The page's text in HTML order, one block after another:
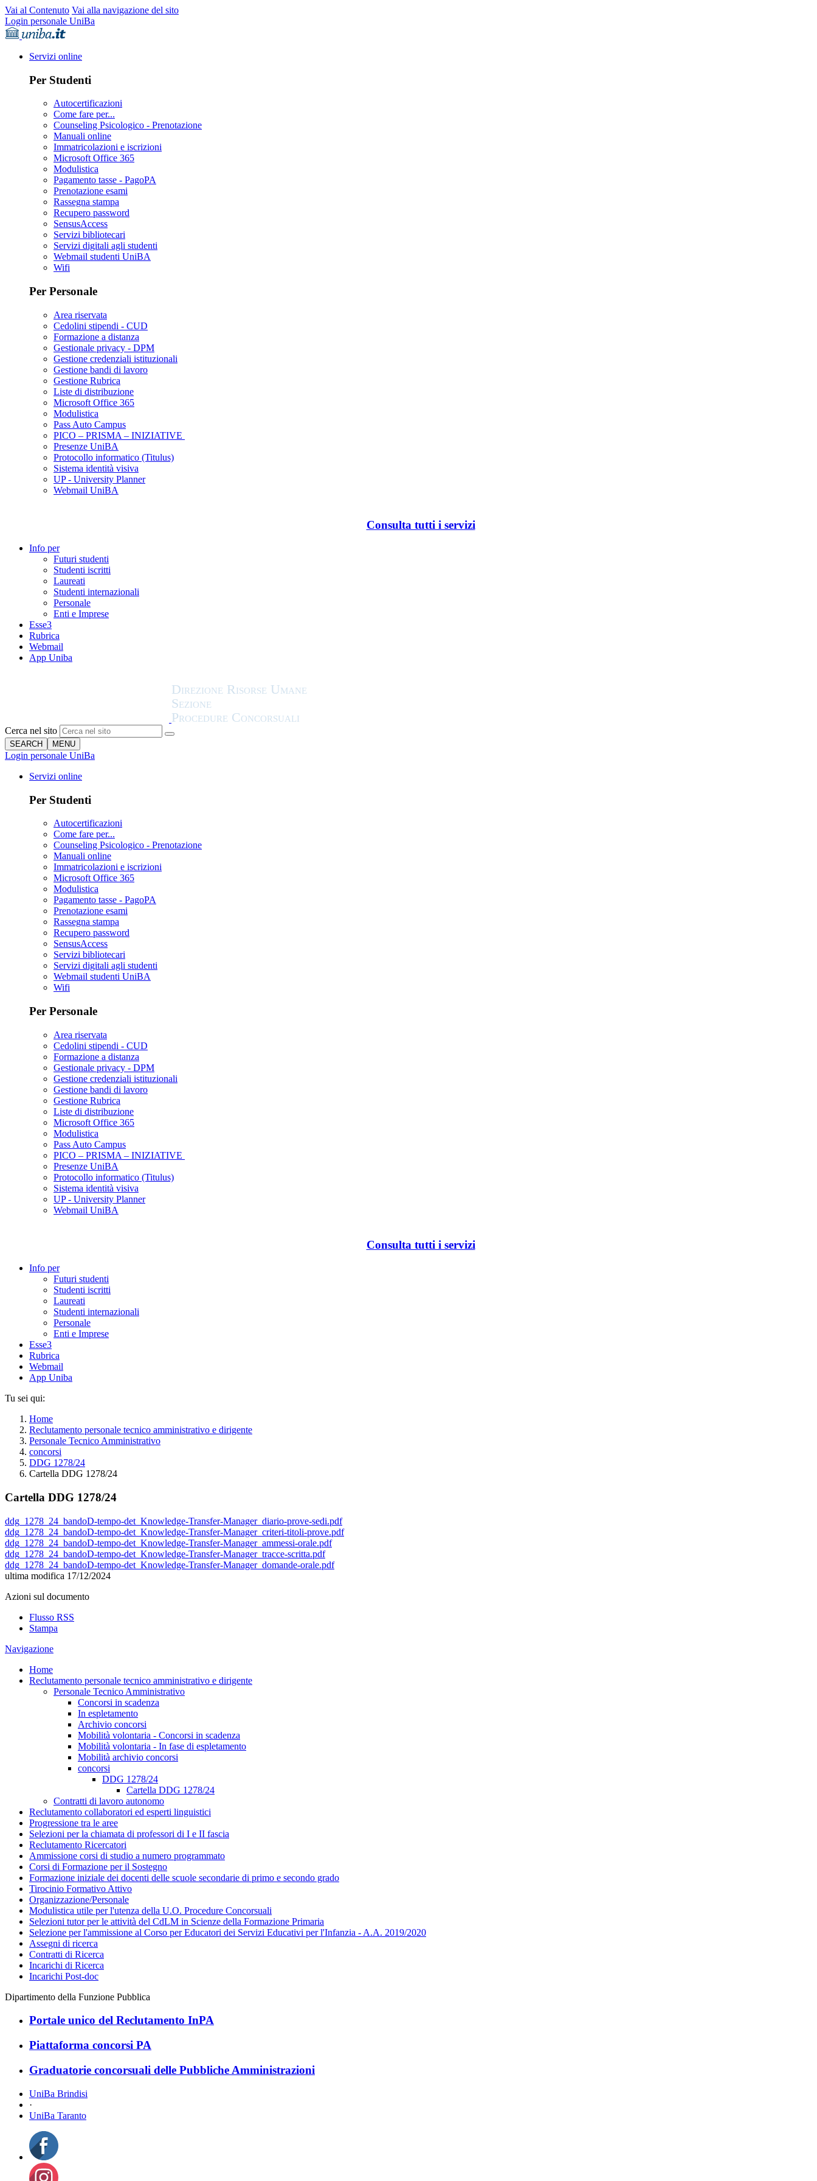
Vai al Contenuto Vai alla navigazione del sito
Login personale UniBa
Servizi online
Per Studenti
Autocertificazioni
Come fare per...
Counseling Psicologico - Prenotazione
Manuali online
Immatricolazioni e iscrizioni
Microsoft Office 365
Modulistica
Pagamento tasse - PagoPA
Prenotazione esami
Rassegna stampa
Recupero password
SensusAccess
Servizi bibliotecari
Servizi digitali agli studenti
Webmail studenti UniBA
Wifi
Per Personale
Area riservata
Cedolini stipendi - CUD
Formazione a distanza
Gestionale privacy - DPM
Gestione credenziali istituzionali
Gestione bandi di lavoro
Gestione Rubrica
Liste di distribuzione
Microsoft Office 365
Modulistica
Pass Auto Campus
PICO – PRISMA – INIZIATIVE
Presenze UniBA
Protocollo informatico (Titulus)
Sistema identità visiva
UP - University Planner
Webmail UniBA
Consulta tutti i servizi
Info per
Futuri studenti
Studenti iscritti
Laureati
Studenti internazionali
Personale
Enti e Imprese
Esse3
Rubrica
Webmail
App Uniba
Cerca nel sito
SEARCH MENU
Login personale UniBa
Servizi online
Per Studenti
Autocertificazioni
Come fare per...
Counseling Psicologico - Prenotazione
Manuali online
Immatricolazioni e iscrizioni
Microsoft Office 365
Modulistica
Pagamento tasse - PagoPA
Prenotazione esami
Rassegna stampa
Recupero password
SensusAccess
Servizi bibliotecari
Servizi digitali agli studenti
Webmail studenti UniBA
Wifi
Per Personale
Area riservata
Cedolini stipendi - CUD
Formazione a distanza
Gestionale privacy - DPM
Gestione credenziali istituzionali
Gestione bandi di lavoro
Gestione Rubrica
Liste di distribuzione
Microsoft Office 365
Modulistica
Pass Auto Campus
PICO – PRISMA – INIZIATIVE
Presenze UniBA
Protocollo informatico (Titulus)
Sistema identità visiva
UP - University Planner
Webmail UniBA
Consulta tutti i servizi
Info per
Futuri studenti
Studenti iscritti
Laureati
Studenti internazionali
Personale
Enti e Imprese
Esse3
Rubrica
Webmail
App Uniba
Tu sei qui:
Home
Reclutamento personale tecnico amministrativo e dirigente
Personale Tecnico Amministrativo
concorsi
DDG 1278/24
Cartella DDG 1278/24
Cartella DDG 1278/24
ddg_1278_24_bandoD-tempo-det_Knowledge-Transfer-Manager_diario-prove-sedi.pdf
ddg_1278_24_bandoD-tempo-det_Knowledge-Transfer-Manager_criteri-titoli-prove.pdf
ddg_1278_24_bandoD-tempo-det_Knowledge-Transfer-Manager_ammessi-orale.pdf
ddg_1278_24_bandoD-tempo-det_Knowledge-Transfer-Manager_tracce-scritta.pdf
ddg_1278_24_bandoD-tempo-det_Knowledge-Transfer-Manager_domande-orale.pdf
ultima modifica 17/12/2024
Azioni sul documento
Flusso RSS
Stampa
Navigazione
Home
Reclutamento personale tecnico amministrativo e dirigente
Personale Tecnico Amministrativo
Concorsi in scadenza
In espletamento
Archivio concorsi
Mobilità volontaria - Concorsi in scadenza
Mobilità volontaria - In fase di espletamento
Mobilità archivio concorsi
concorsi
DDG 1278/24
Cartella DDG 1278/24
Contratti di lavoro autonomo
Reclutamento collaboratori ed esperti linguistici
Progressione tra le aree
Selezioni per la chiamata di professori di I e II fascia
Reclutamento Ricercatori
Ammissione corsi di studio a numero programmato
Corsi di Formazione per il Sostegno
Formazione iniziale dei docenti delle scuole secondarie di primo e secondo grado
Tirocinio Formativo Attivo
Organizzazione/Personale
Modulistica utile per l'utenza della U.O. Procedure Concorsuali
Selezioni tutor per le attività del CdLM in Scienze della Formazione Primaria
Selezione per l'ammissione al Corso per Educatori dei Servizi Educativi per l'Infanzia - A.A. 2019/2020
Assegni di ricerca
Contratti di Ricerca
Incarichi di Ricerca
Incarichi Post-doc
Dipartimento della Funzione Pubblica
Portale unico del Reclutamento InPA
Piattaforma concorsi PA
Graduatorie concorsuali delle Pubbliche Amministrazioni
UniBa Brindisi
·
UniBa Taranto